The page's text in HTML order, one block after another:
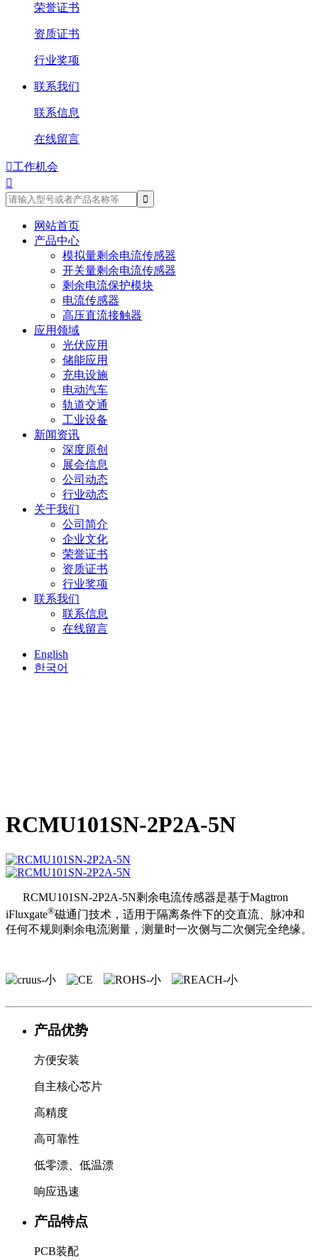
荣誉证书
资质证书
行业奖项
联系我们
联系信息
在线留言
工作机会

网站首页
产品中心
模拟量剩余电流传感器
开关量剩余电流传感器
剩余电流保护模块
电流传感器
高压直流接触器
应用领域
光伏应用
储能应用
充电设施
电动汽车
轨道交通
工业设备
新闻资讯
深度原创
展会信息
公司动态
行业动态
关于我们
公司简介
企业文化
荣誉证书
资质证书
行业奖项
联系我们
联系信息
在线留言
English
한국어
RCMU101SN-2P2A-5N
RCMU101SN-2P2A-5N剩余电流传感器是基于Magtron
iFluxgate®磁通门技术，适用于隔离条件下的交直流、脉冲和
任何不规则剩余电流测量，测量时一次侧与二次侧完全绝缘。
产品优势
方便安装
自主核心芯片
高精度
高可靠性
低零漂、低温漂
响应迅速
产品特点
PCB装配